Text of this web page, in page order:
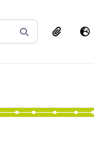
Busque na
Clipboard